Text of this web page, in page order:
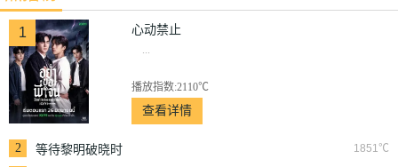
1 心动禁止
...
播放指数:2110℃
查看详情
2 1851℃
等待黎明破晓时